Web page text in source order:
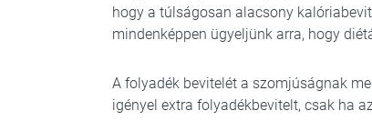
hogy a túlságosan alacsony
mindenképpen ügyeljünk arra, hogy
A folyadék bevitelét a szomjúságnak
igényel extra folyadékbevitelt, csak ha